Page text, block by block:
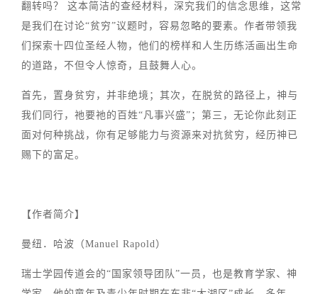
翻转吗？ 这本简洁的查经材料，深究我们的信念思维，这常
是我们在讨论“贫穷”议题时，容易忽略的要素。作者带领我
们探索十四位圣经人物，他们的榜样和人生历练活画出生命
的道路，不但令人惊奇，且鼓舞人心。
首先，置身贫穷，并非绝境；其次，在脱贫的路径上，神与
我们同行，祂要祂的百姓“凡事兴盛”；第三，无论你此刻正
面对何种挑战，你有足够能力与资源来对抗贫穷，经历神已
赐下的富足。
【作者简介】
曼纽．哈波（Manuel Rapold）
瑞士学园传道会的“国家领导团队”一员，也是教育学家、神